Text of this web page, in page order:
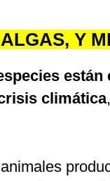
Y
climática